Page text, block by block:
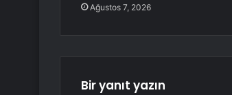
Ağustos 7, 2026
Bir yanıt yazın